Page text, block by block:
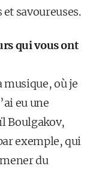
savoureuses.
qui vous ont
musique, où je
eu une
Boulgakov,
exemple, qui
du